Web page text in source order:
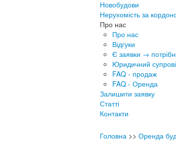
Новобудови
Нерухомість за
Про нас
Про нас
Відгуки
Є заявки →
Юридичний
FAQ - продаж
FAQ - Оренда
Залишити заявку
Статті
Контакти
Головна >> Оренда